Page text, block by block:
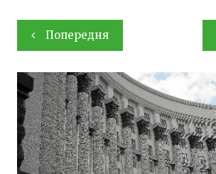
Навігація
записів
Попередня